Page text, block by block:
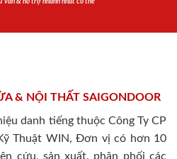
& NỘI THẤT SAIGONDOOR
danh tiếng thuộc Công Ty CP
Thuật WIN, Đơn vị có hơn 10
cứu, sản xuất, phân phối các